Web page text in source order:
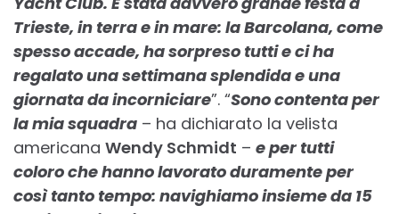
Trieste, in terra e in mare: la Barcolana, come
spesso accade, ha sorpreso tutti e ci ha
regalato una settimana splendida e una
giornata da incorniciare”. “Sono contenta per
la mia squadra – ha dichiarato la velista
americana Wendy Schmidt – e per tutti
coloro che hanno lavorato duramente per
così tanto tempo: navighiamo insieme da 15